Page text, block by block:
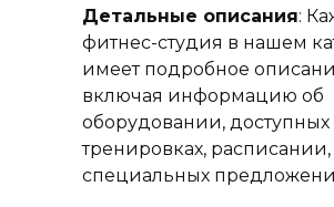
Детальные описания:
фитнес-студия в нашем
имеет подробное
включая информацию об
оборудовании, доступных
тренировках, расписании,
специальных